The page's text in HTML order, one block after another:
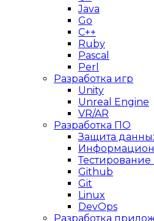
Java
Go
C++
Ruby
Pascal
Perl
Разработка игр
Unity
Unreal Engine
VR/AR
Разработка ПО
Защита
Github
Git
Linux
DevOps
Разработка